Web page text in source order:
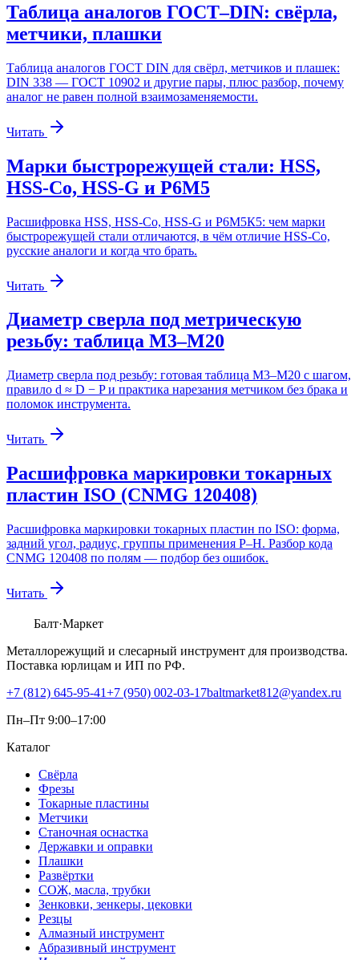
Таблица аналогов ГОСТ–DIN: свёрла,
метчики, плашки
Таблица аналогов ГОСТ DIN для свёрл, метчиков и плашек:
DIN 338 — ГОСТ 10902 и другие пары, плюс разбор, почему
аналог не равен полной взаимозаменяемости.
Читать
Марки быстрорежущей стали: HSS,
HSS-Co, HSS-G и Р6М5
Расшифровка HSS, HSS-Co, HSS-G и Р6М5К5: чем марки
быстрорежущей стали отличаются, в чём отличие HSS-Co,
русские аналоги и когда что брать.
Читать
Диаметр сверла под метрическую
резьбу: таблица М3–М20
Диаметр сверла под резьбу: готовая таблица М3–М20 с шагом,
правило d ≈ D − P и практика нарезания метчиком без брака и
поломок инструмента.
Читать
Расшифровка маркировки токарных
пластин ISO (CNMG 120408)
Расшифровка маркировки токарных пластин по ISO: форма,
задний угол, радиус, группы применения P–H. Разбор кода
CNMG 120408 по полям — подбор без ошибок.
Читать
Балт·Маркет
Металлорежущий и слесарный инструмент для производства.
Поставка юрлицам и ИП по РФ.
+7 (812) 645-95-41+7 (950) 002-03-17baltmarket812@yandex.ru
Пн–Пт 9:00–17:00
Каталог
Свёрла
Фрезы
Токарные пластины
Метчики
Станочная оснастка
Державки и оправки
Плашки
Развёртки
СОЖ, масла, трубки
Зенковки, зенкеры, цековки
Резцы
Алмазный инструмент
Абразивный инструмент